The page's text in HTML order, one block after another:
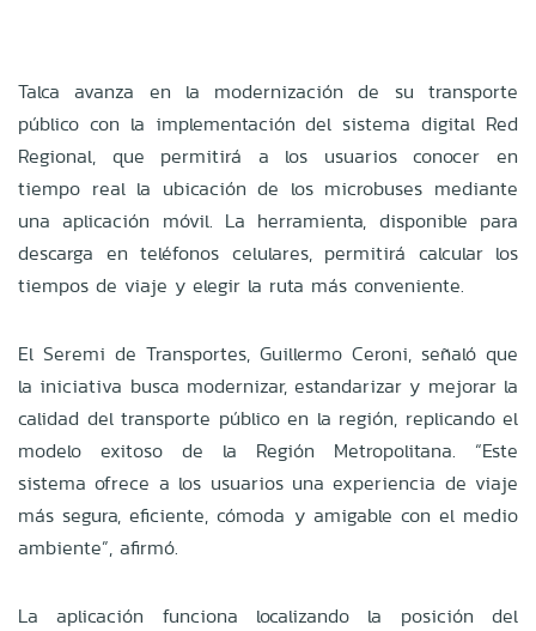
Talca avanza en la modernización de su transporte
público con la implementación del sistema digital Red
Regional, que permitirá a los usuarios conocer en
tiempo real la ubicación de los microbuses mediante
una aplicación móvil. La herramienta, disponible para
descarga en teléfonos celulares, permitirá calcular los
tiempos de viaje y elegir la ruta más conveniente.
El Seremi de Transportes, Guillermo Ceroni, señaló que
la iniciativa busca modernizar, estandarizar y mejorar la
calidad del transporte público en la región, replicando el
modelo exitoso de la Región Metropolitana. “Este
sistema ofrece a los usuarios una experiencia de viaje
más segura, eficiente, cómoda y amigable con el medio
ambiente”, afirmó.
La aplicación funciona localizando la posición del